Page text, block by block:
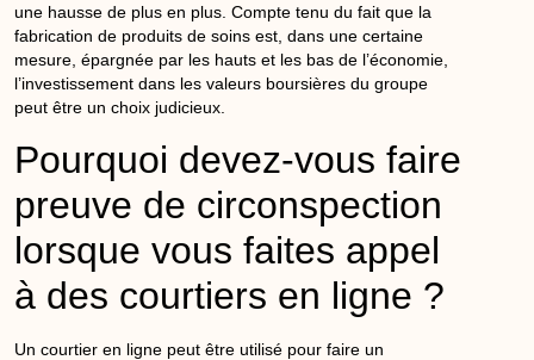
une hausse de plus en plus. Compte tenu du fait que la
fabrication de produits de soins est, dans une certaine
mesure, épargnée par les hauts et les bas de l’économie,
l’investissement dans les valeurs boursières du groupe
peut être un choix judicieux.
Pourquoi devez-vous faire
preuve de circonspection
lorsque vous faites appel
à des courtiers en ligne ?
Un courtier en ligne peut être utilisé pour faire un